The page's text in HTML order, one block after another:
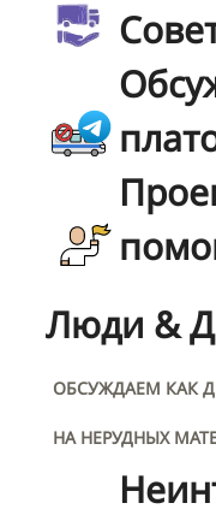
Люди &
ОБСУЖДАЕМ КАК
НА НЕРУДНЫХ